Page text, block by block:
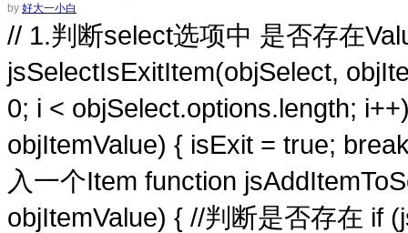
by 好大一小白
// 1.判断select选项中 是否存在
jsSelectIsExitItem(objSelect,
0; i < objSelect.options.length;
objItemValue) { isExit = true;
入一个Item function
objItemValue) { //判断是否存在 if